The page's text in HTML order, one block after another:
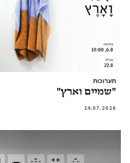
תערוכות
"שמיים וארץ"
14.07.2026